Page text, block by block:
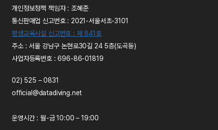
개인정보정책 책임자 : 조혜준
통신판매업 신고번호 : 2021-서울서초-3101
평생교육시설 신고번호 : 제 841호
주소 : 서울 강남구 논현로30길 24 5층(도곡동)
사업자등록번호 : 696-86-01819
02) 525 – 0831
official@datadiving.net
운영시간 : 월-금 10:00 – 19:00